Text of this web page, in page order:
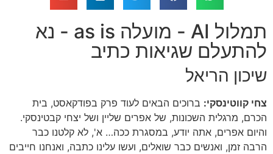
תמלול AI - מועלה as is - נא
להתעלם שגיאות כתיב
שיכון הריאל
צחי קווטינסקי:ברוכים הבאים לעוד פרק בפודקאסט, בית
הכרם, מרגלית השכונות, של אפרים שליין ושל יצחי קבטינסקי.
והיום אפרים, אתה יודע, במסגרת ככה… א', לא קלטנו כבר
הרבה זמן, ואנשים כבר שואלים, ועשו עלינו כתבה, ואנחנו חייבים